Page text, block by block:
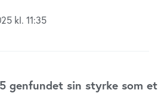
kl. 11:35
genfundet sin styrke som et